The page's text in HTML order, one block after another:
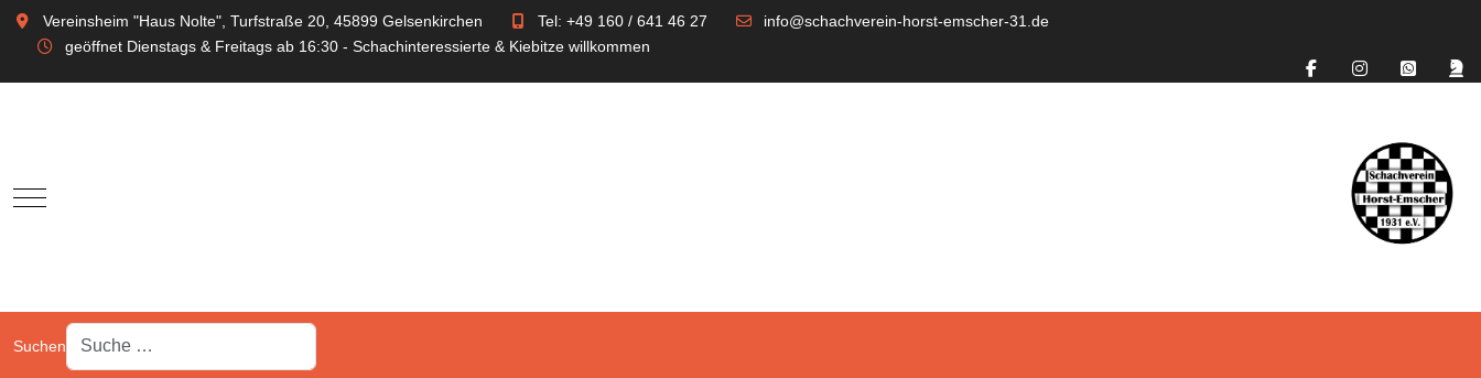
Vereinsheim "Haus Nolte", Turfstraße 20, 45899 Gelsenkirchen Tel: +49 160 / 641 46 27
info@schachverein-horst-emscher-31.de
geöffnet Dienstags & Freitags ab 16:30 - Schachinteressierte & Kiebitze willkommen
Mobile Menu Toggle
Suchen